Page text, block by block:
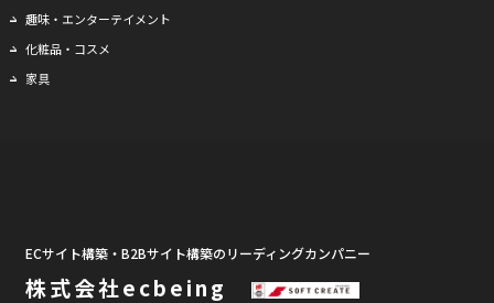
趣味・エンターテイメント
化粧品・コスメ
家具
ECサイト構築・B2Bサイト構築のリーディングカンパニー
株式会社ecbeing